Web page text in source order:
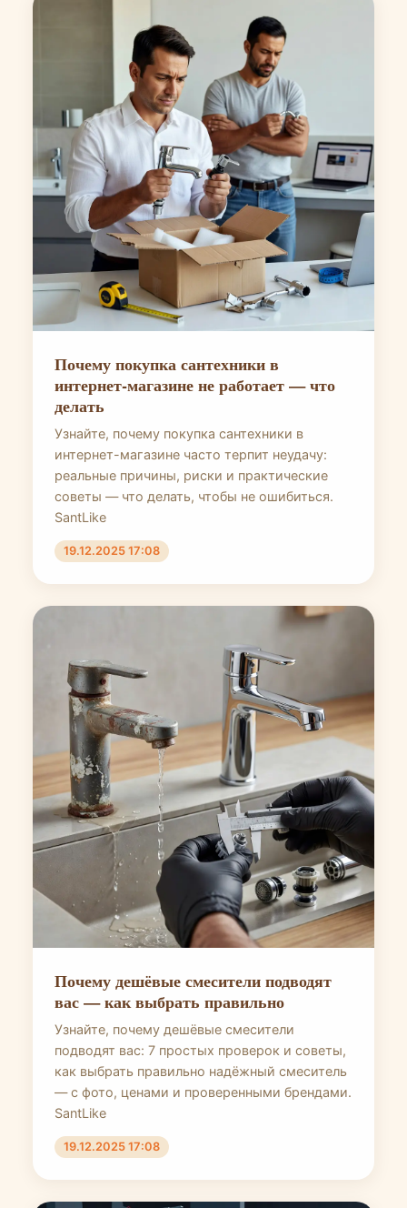
Почему покупка сантехники в
интернет-магазине не работает — что
делать
Узнайте, почему покупка сантехники в
интернет-магазине часто терпит неудачу:
реальные причины, риски и практические
советы — что делать, чтобы не ошибиться.
SantLike
19.12.2025 17:08
Почему дешёвые смесители подводят
вас — как выбрать правильно
Узнайте, почему дешёвые смесители
подводят вас: 7 простых проверок и советы,
как выбрать правильно надёжный смеситель
— с фото, ценами и проверенными брендами.
SantLike
19.12.2025 17:08